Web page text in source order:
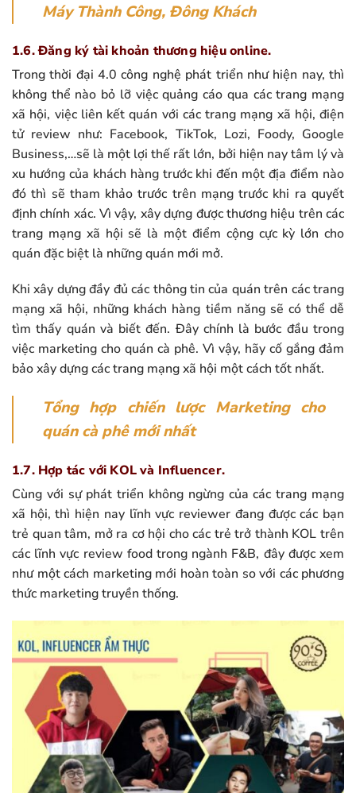
Máy Thành Công, Đông Khách
1.6. Đăng ký tài khoản thương hiệu online.
Trong thời đại 4.0 công nghệ phát triển như hiện nay, thì
không thể nào bỏ lỡ việc quảng cáo qua các trang mạng
xã hội, việc liên kết quán với các trang mạng xã hội, điện
tử review như: Facebook, TikTok, Lozi, Foody, Google
Business,…sẽ là một lợi thế rất lớn, bởi hiện nay tâm lý và
xu hướng của khách hàng trước khi đến một địa điểm nào
đó thì sẽ tham khảo trước trên mạng trước khi ra quyết
định chính xác. Vì vậy, xây dựng được thương hiệu trên các
trang mạng xã hội sẽ là một điểm cộng cực kỳ lớn cho
quán đặc biệt là những quán mới mở.
Khi xây dựng đầy đủ các thông tin của quán trên các trang
mạng xã hội, những khách hàng tiềm năng sẽ có thể dễ
tìm thấy quán và biết đến. Đây chính là bước đầu trong
việc marketing cho quán cà phê. Vì vậy, hãy cố gắng đảm
bảo xây dựng các trang mạng xã hội một cách tốt nhất.
Tổng hợpchiến lược Marketing cho
quán cà phêmới nhất
1.7. Hợp tác với KOL và Influencer.
Cùng với sự phát triển không ngừng của các trang mạng
xã hội, thì hiện nay lĩnh vực reviewer đang được các bạn
trẻ quan tâm, mở ra cơ hội cho các trẻ trở thành KOL trên
các lĩnh vực review food trong ngành F&B, đây được xem
như một cách marketing mới hoàn toàn so với các phương
thức marketing truyền thống.